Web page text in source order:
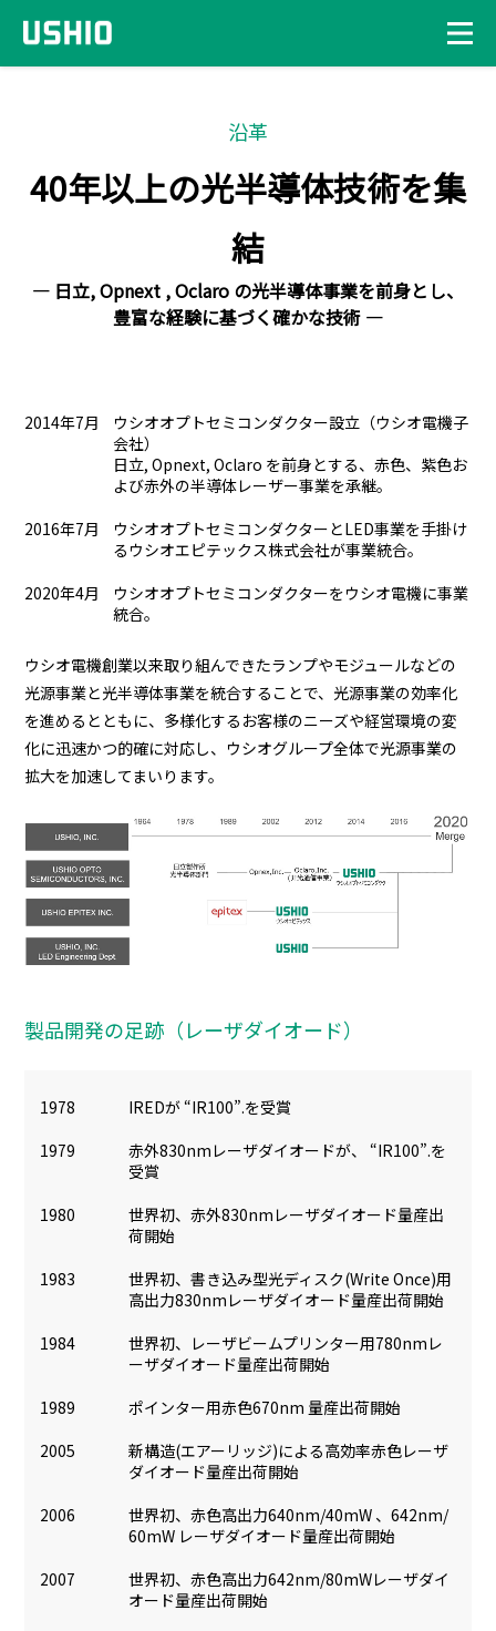
沿革
40年以上の光半導体技術を集
結
― 日立, Opnext , Oclaro の光半導体事業を前身とし、
豊富な経験に基づく確かな技術 ―
2014年7月
ウシオオプトセミコンダクター設立（ウシオ電機子
会社）
日立, Opnext, Oclaro を前身とする、赤色、紫色お
よび赤外の半導体レーザー事業を承継。
2016年7月
ウシオオプトセミコンダクターとLED事業を手掛け
るウシオエピテックス株式会社が事業統合。
2020年4月
ウシオオプトセミコンダクターをウシオ電機に事業
統合。
ウシオ電機創業以来取り組んできたランプやモジュールなどの
光源事業と光半導体事業を統合することで、光源事業の効率化
を進めるとともに、多様化するお客様のニーズや経営環境の変
化に迅速かつ的確に対応し、ウシオグループ全体で光源事業の
拡大を加速してまいります。
製品開発の足跡（レーザダイオード）
1978
IREDが “IR100”.を受賞
1979
赤外830nmレーザダイオードが、 “IR100”.を
受賞
1980
世界初、赤外830nmレーザダイオード量産出
荷開始
1983
世界初、書き込み型光ディスク(Write Once)用
高出力830nmレーザダイオード量産出荷開始
1984
世界初、レーザビームプリンター用780nmレ
ーザダイオード量産出荷開始
1989
ポインター用赤色670nm 量産出荷開始
2005
新構造(エアーリッジ)による高効率赤色レーザ
ダイオード量産出荷開始
2006
世界初、赤色高出力640nm/40mW 、642nm/
60mW レーザダイオード量産出荷開始
2007
世界初、赤色高出力642nm/80mWレーザダイ
オード量産出荷開始